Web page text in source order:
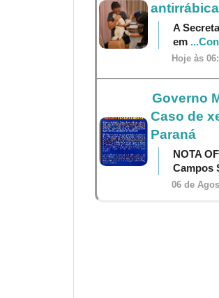
A
em
Hoje às
Governo
Caso de
Paraná
NOTA
Campos
06 de